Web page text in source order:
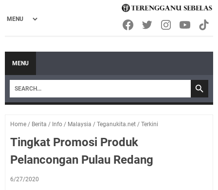
MENU
Home / Berita / Info / Malaysia / Teganukita.net / Terkini
Tingkat Promosi Produk
Pelancongan Pulau Redang
6/27/2020